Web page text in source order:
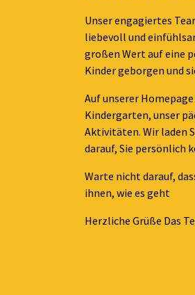
Unser engagiertes
liebevoll und
großen Wert auf eine
Kinder geborgen und
Auf unserer
Kindergarten, unser
Aktivitäten. Wir laden
darauf, Sie persönlich
Warte nicht darauf,
ihnen, wie es geht
Herzliche Grüße Das